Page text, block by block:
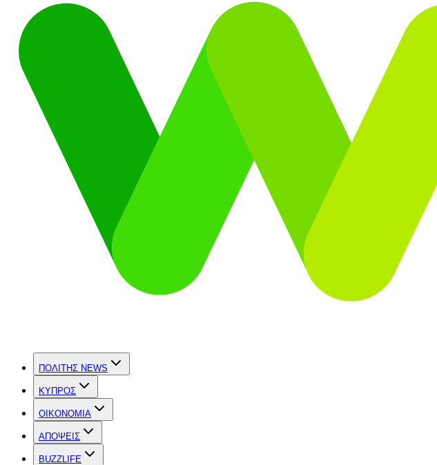
ΠΟΛΙΤΗΣ NEWS
ΚΥΠΡΟΣ
OIKONOMIA
ΑΠΟΨΕΙΣ
BUZZLIFE